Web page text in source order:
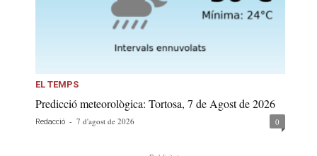
EL TEMPS
Predicció meteorològica: Tortosa, 7 de Agost de 2026
Redacció - 7 d'agost de 2026 0